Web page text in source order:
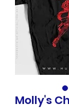
Molly's